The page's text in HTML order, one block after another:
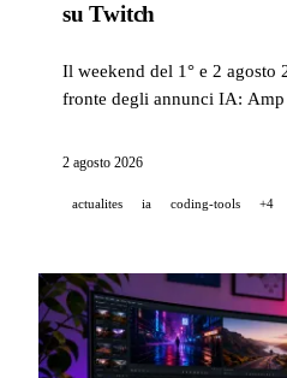
su Twitch
Il weekend del 1° e 2 agosto
fronte degli annunci IA:
Cohere annuncia che i suoi
2 agosto 2026
actualites ia coding-tools +4